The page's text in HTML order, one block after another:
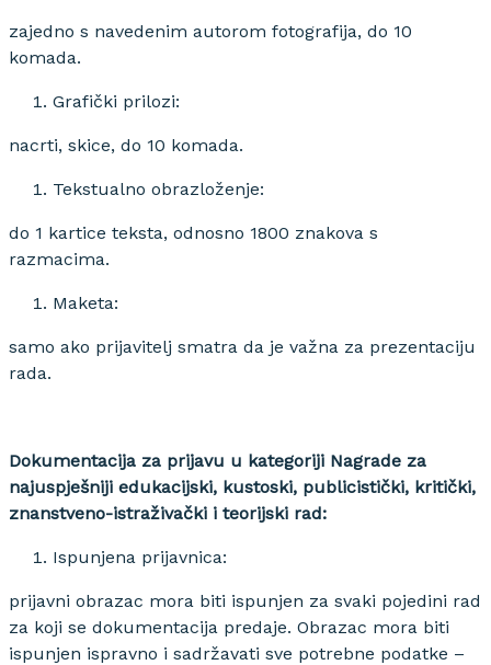
zajedno s navedenim autorom fotografija, do 10
komada.
Grafički prilozi:
nacrti, skice, do 10 komada.
Tekstualno obrazloženje:
do 1 kartice teksta, odnosno 1800 znakova s
razmacima.
Maketa:
samo ako prijavitelj smatra da je važna za prezentaciju
rada.
Dokumentacija za prijavu u kategoriji Nagrade za
najuspješniji edukacijski, kustoski, publicistički, kritički,
znanstveno-istraživački i teorijski rad:
Ispunjena prijavnica:
prijavni obrazac mora biti ispunjen za svaki pojedini rad
za koji se dokumentacija predaje. Obrazac mora biti
ispunjen ispravno i sadržavati sve potrebne podatke –